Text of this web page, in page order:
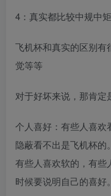
4：真实都比较中规中
飞机杯和真实的区别有
觉等等
对于好坏来说，那肯定
个人喜好：有些人喜欢
隐蔽看不出是飞机杯的
有些人喜欢软的，有些
时候要说明自己的喜好。